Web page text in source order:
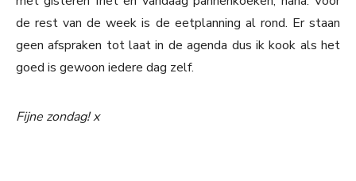
de rest van de week is de eetplanning al rond. Er staan
geen afspraken tot laat in de agenda dus ik kook als het
goed is gewoon iedere dag zelf.
Fijne zondag! x